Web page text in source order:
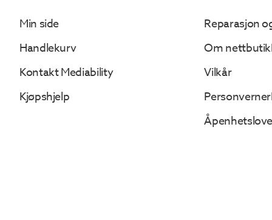
Min side
Handlekurv
Kontakt Mediability
Kjøpshjelp
Reparasjon
Om
Vilkår